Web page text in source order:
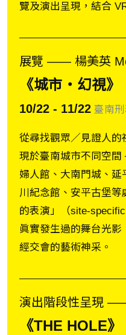
覽及演出呈現，結合
展覽 ―― 楊美英
《城市・幻視》
10/22 - 11/22 臺南
從尋找觀眾／見證人的
現於臺南城市不同空
婦人館、大南門城、延
川紀念館、安平古堡
的表演」（site-
眞實發生過的舞台光
經交會的藝術神采。
演出階段性呈現
《THE HOLE》